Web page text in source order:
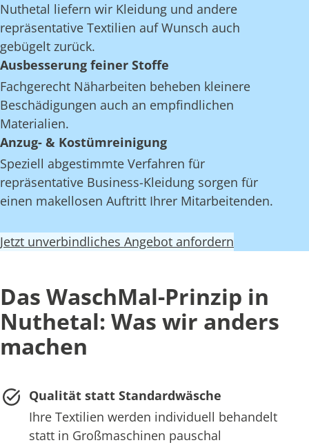
Nuthetal liefern wir Kleidung und andere
repräsentative Textilien auf Wunsch auch
gebügelt zurück.
Ausbesserung feiner Stoffe
Fachgerecht Näharbeiten beheben kleinere
Beschädigungen auch an empfindlichen
Materialien.
Anzug- & Kostümreinigung
Speziell abgestimmte Verfahren für
repräsentative Business-Kleidung sorgen für
einen makellosen Auftritt Ihrer Mitarbeitenden.
Jetzt unverbindliches Angebot anfordern
Das WaschMal-Prinzip in
Nuthetal: Was wir anders
machen
Qualität statt Standardwäsche
Ihre Textilien werden individuell behandelt
statt in Großmaschinen pauschal